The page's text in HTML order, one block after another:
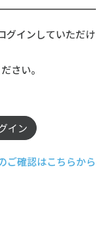
グインしていただけ
さい。
イン
ご確認はこちらから